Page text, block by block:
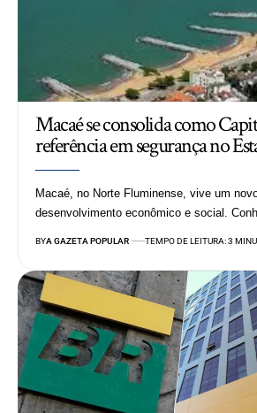
Macaé se consolida como
referência em segurança no
Macaé, no Norte Fluminense, vive um
desenvolvimento econômico e social.
BYA GAZETA POPULAR TEMPO DE LEITURA: 3